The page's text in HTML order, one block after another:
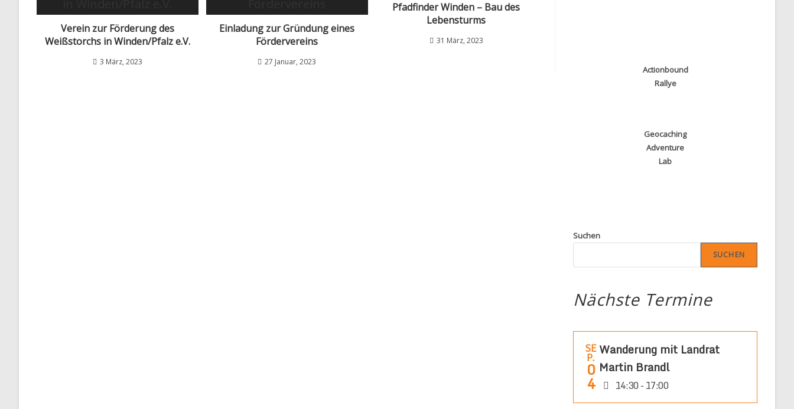
Verein zur Förderung des
Weißstorchs in Winden/Pfalz e.V.
3 März, 2023
Einladung zur Gründung eines
Fördervereins
27 Januar, 2023
Pfadfinder Winden – Bau des
Lebensturms
31 März, 2023
Actionbound
Rallye
Geocaching
Adventure
Lab
Suchen
SUCHEN
Nächste Termine
SE
P.
0
4
Wanderung mit Landrat
Martin Brandl
14:30 - 17:00